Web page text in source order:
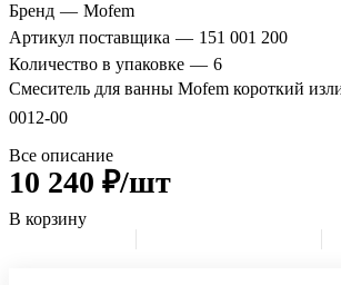
Бренд — Mofem
Артикул поставщика — 151 001 200
Количество в упаковке — 6
Смеситель для ванны Mofem короткий
0012-00
Все описание
10 240 ₽/шт
В корзину